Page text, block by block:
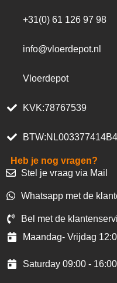
+31(0) 61 126 97 98
info@vloerdepot.nl
Vloerdepot
KVK:78767539
Heb je nog vragen?
Stel je vraag via Mail
Whatsapp met de
Bel met de
Maandag- Vrijdag
Saturday 09:00 - 16:00